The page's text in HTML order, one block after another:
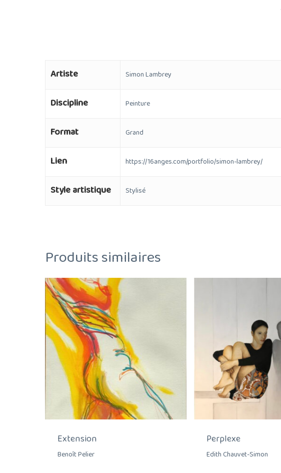
Artiste Simon Lambrey
Discipline Peinture
Format Grand
Lien https://16anges.com/portfolio/simon-lambrey/
Style artistique Stylisé
Produits similaires
Extension
Benoît Pelier
Perplexe
Edith Chauvet-Simon